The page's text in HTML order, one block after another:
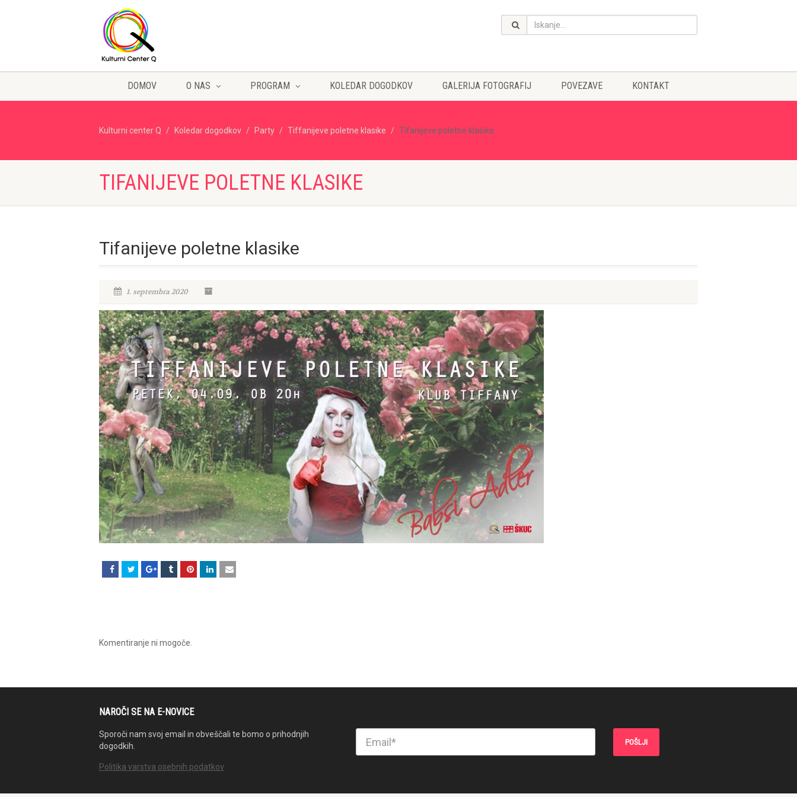
DOMOV O NAS PROGRAM KOLEDAR DOGODKOV GALERIJA FOTOGRAFIJ POVEZAVE KONTAKT
Kulturni center Q Koledar dogodkov Party Tiffanijeve poletne klasike Tifanijeve poletne klasike
TIFANIJEVE POLETNE KLASIKE
Tifanijeve poletne klasike
1. septembra 2020
Komentiranje ni mogoče.
NAROČI SE NA E-NOVICE
Sporoči nam svoj email in obveščali te bomo o prihodnjih
dogodkih.
Politika varstva osebnih podatkov